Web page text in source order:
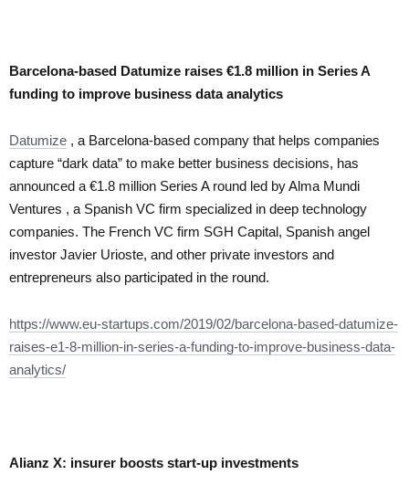
Barcelona-based Datumize raises €1.8 million in Series A
funding to improve business data analytics
Datumize , a Barcelona-based company that helps companies
capture “dark data” to make better business decisions, has
announced a €1.8 million Series A round led by Alma Mundi
Ventures , a Spanish VC firm specialized in deep technology
companies. The French VC firm SGH Capital, Spanish angel
investor Javier Urioste, and other private investors and
entrepreneurs also participated in the round.
https://www.eu-startups.com/2019/02/barcelona-based-datumize-
raises-e1-8-million-in-series-a-funding-to-improve-business-data-
analytics/
Alianz X: insurer boosts start-up investments